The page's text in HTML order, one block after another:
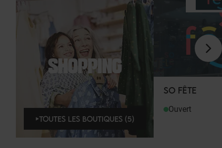
SHOPPING
TOUTES LES BOUTIQUES (5)
SO FÊTE
Ouvert